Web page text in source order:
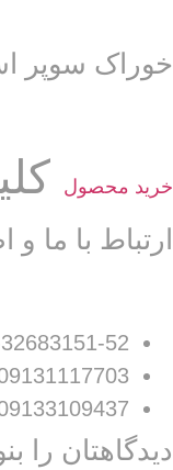
خوراک سوپر
خرید محصول
ارتباط با ما و
031-32683151-
09131117703 – دکتر
09133109437 – دکتر
دیدگاهتان را